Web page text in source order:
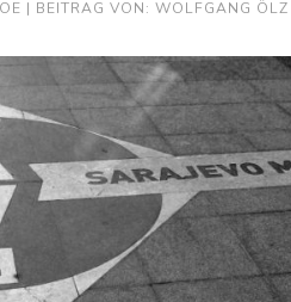
| BEITRAG VON: WOLFGANG ÖLZ